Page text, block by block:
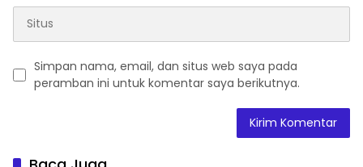
Simpan nama, email, dan situs web saya pada
peramban ini untuk komentar saya berikutnya.